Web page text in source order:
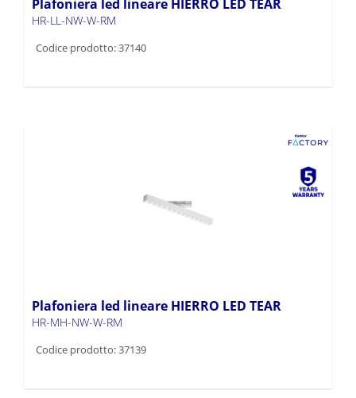
Plafoniera led lineare HIERRO LED TEAR
HR-LL-NW-W-RM
Codice prodotto: 37140
Plafoniera led lineare HIERRO LED TEAR
HR-MH-NW-W-RM
Codice prodotto: 37139